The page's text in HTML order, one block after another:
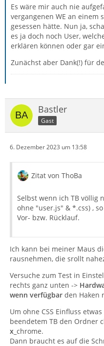
Es wäre mir auch nie
vergangenen WE an einem
gesessen hätte. Nun ja,
es ja doch noch User,
erklären können oder gar
Zunächst aber Dank(!) für
Bastler
Gast
6. Dezember 2023 um 13:58
Zitat von ThoBa
Selbst wenn ich TB völlig
ohne "user.js" & *.css) ,
Vor- bzw. Rücklauf.
Ich kann bei meiner Maus
rausnehmen, die srollt
Versuche zum Test in
rechts ganz unten ->
wenn verfügbar den Haken
Um ohne CSS Einfluss
beendetem TB den Ordner
x_ chrome.
Dann braucht es auf die